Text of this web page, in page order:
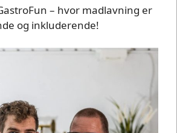
– hvor madlavning er
og inkluderende!